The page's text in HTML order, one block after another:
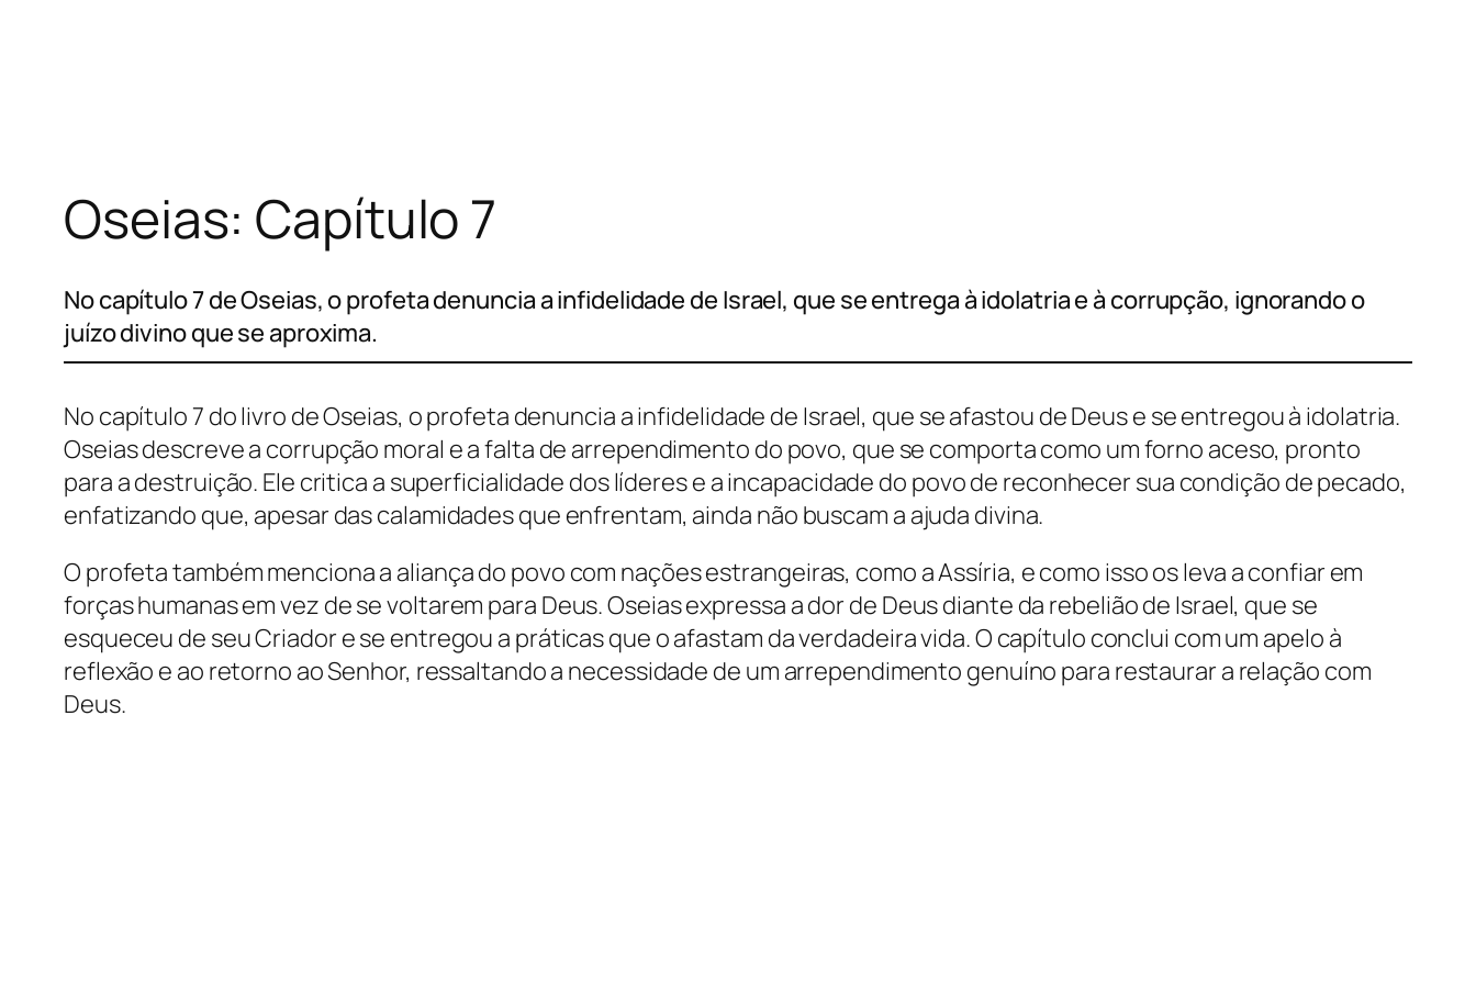
conteúdoOseias: Capítulo 7
No capítulo 7 de Oseias, o profeta denuncia a infidelidade de Israel, que se entrega à idolatria e à corrupção, ignorando o
juízo divino que se aproxima.
No capítulo 7 do livro de Oseias, o profeta denuncia a infidelidade de Israel, que se afastou de Deus e se entregou à idolatria.
Oseias descreve a corrupção moral e a falta de arrependimento do povo, que se comporta como um forno aceso, pronto
para a destruição. Ele critica a superficialidade dos líderes e a incapacidade do povo de reconhecer sua condição de pecado,
enfatizando que, apesar das calamidades que enfrentam, ainda não buscam a ajuda divina.
O profeta também menciona a aliança do povo com nações estrangeiras, como a Assíria, e como isso os leva a confiar em
forças humanas em vez de se voltarem para Deus. Oseias expressa a dor de Deus diante da rebelião de Israel, que se
esqueceu de seu Criador e se entregou a práticas que o afastam da verdadeira vida. O capítulo conclui com um apelo à
reflexão e ao retorno ao Senhor, ressaltando a necessidade de um arrependimento genuíno para restaurar a relação com
Deus.